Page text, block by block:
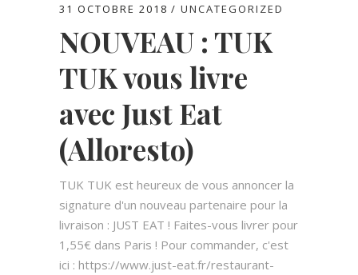
31 OCTOBRE 2018 UNCATEGORIZED
NOUVEAU : TUK
TUK vous livre
avec Just Eat
(Alloresto)
TUK TUK est heureux de vous annoncer la
signature d'un nouveau partenaire pour la
livraison : JUST EAT ! Faites-vous livrer pour
1,55€ dans Paris ! Pour commander, c'est
ici : https://www.just-eat.fr/restaurant-